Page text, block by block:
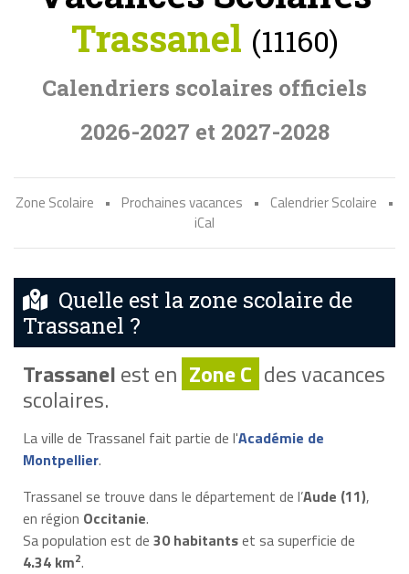
Trassanel (11160)
Calendriers scolaires officiels
2026-2027 et 2027-2028
Zone Scolaire • Prochaines vacances • Calendrier Scolaire
•
iCal
Quelle est la zone scolaire de
Trassanel ?
Trassanelest en Zone C des vacances
scolaires.
La ville de Trassanel fait partie de l'Académie de
Montpellier.
Trassanel se trouve dans le département de l’Aude (11),
en région Occitanie.
Sa population est de 30 habitantset sa superficie de
4.34 km2.